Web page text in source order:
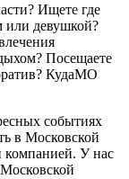
Ищете где
или девушкой?
Посещаете
КудаМО
событиях
в Московской
компанией. У нас